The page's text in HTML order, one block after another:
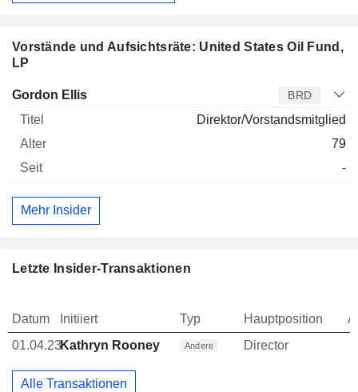
Vorstände und Aufsichtsräte: United States Oil Fund,
LP
Verwaltungsratsmitglied
Gordon Ellis BRD
Direktor/Vorstandsmitglied
79
-
Mehr Insider
Letzte Insider-Transaktionen
Datum Initiiert Typ Hauptposition
01.04.23Kathryn Rooney Andere Director
Alle Transaktionen